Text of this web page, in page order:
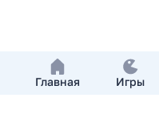
Главная Игры